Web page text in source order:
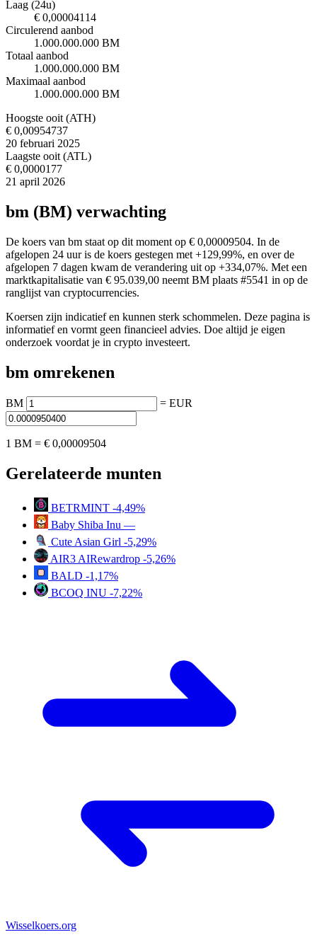
Laag (24u)
€ 0,00004114
Circulerend aanbod
1.000.000.000 BM
Totaal aanbod
1.000.000.000 BM
Maximaal aanbod
1.000.000.000 BM
Hoogste ooit (ATH)
€ 0,00954737
20 februari 2025
Laagste ooit (ATL)
€ 0,0000177
21 april 2026
bm (BM) verwachting
De koers van bm staat op dit moment op € 0,00009504. In de
afgelopen 24 uur is de koers gestegen met +129,99%, en over de
afgelopen 7 dagen kwam de verandering uit op +334,07%. Met een
marktkapitalisatie van € 95.039,00 neemt BM plaats #5541 in op de
ranglijst van cryptocurrencies.
Koersen zijn indicatief en kunnen sterk schommelen. Deze pagina is
informatief en vormt geen financieel advies. Doe altijd je eigen
onderzoek voordat je in crypto investeert.
bm omrekenen
BM = EUR
1 BM = € 0,00009504
Gerelateerde munten
BETRMINT -4,49%
Baby Shiba Inu —
Cute Asian Girl -5,29%
AIR3 AIRewardrop -5,26%
BALD -1,17%
BCOQ INU -7,22%
Wisselkoers.org